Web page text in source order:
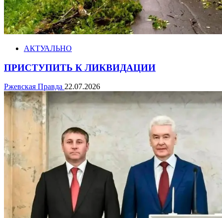
АКТУАЛЬНО
ПРИСТУПИТЬ К ЛИКВИДАЦИИ
Ржевская Правда 22.07.2026